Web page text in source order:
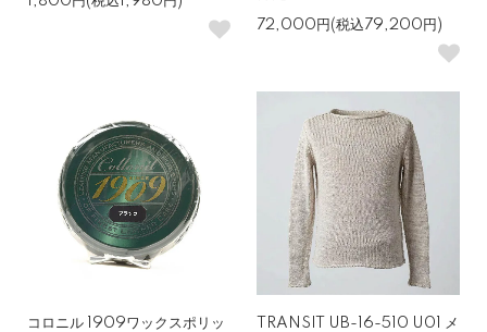
72,000円(税込79,200円)
コロニル 1909ワックスポリッ
TRANSIT UB-16-510 U01 メ